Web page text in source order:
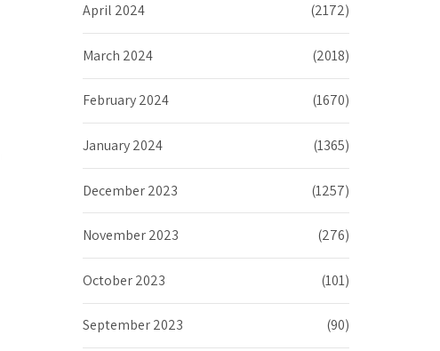
April 2024 (2172)
March 2024 (2018)
February 2024 (1670)
January 2024 (1365)
December 2023 (1257)
November 2023 (276)
October 2023 (101)
September 2023 (90)